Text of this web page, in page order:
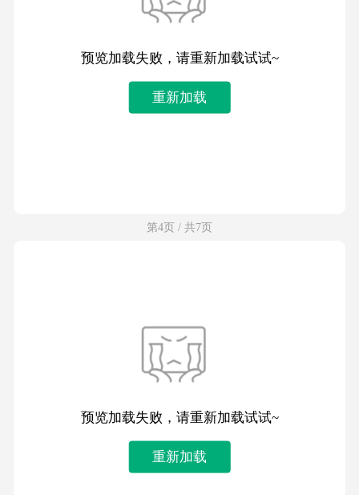
预览加载失败，请重新加载试试~
重新加载
第4页 / 共7页
预览加载失败，请重新加载试试~
重新加载